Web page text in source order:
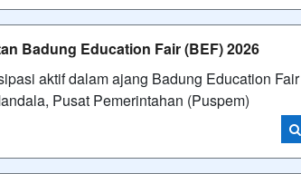
Badung Education Fair (BEF) 2026
aktif dalam ajang Badung Education Fair
Pusat Pemerintahan (Puspem)